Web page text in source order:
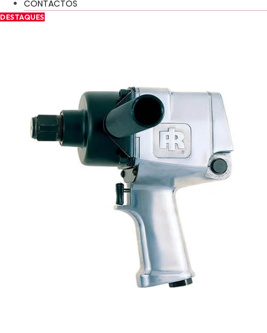
CONTACTOS
DESTAQUES